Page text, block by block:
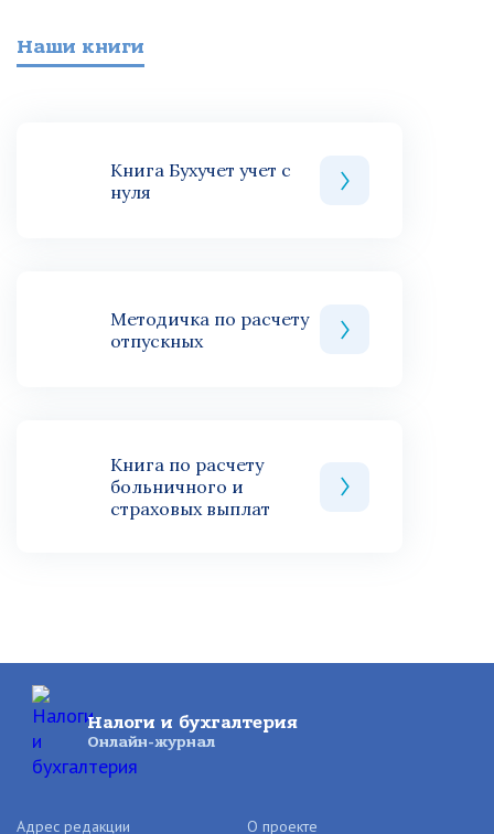
Наши книги
Книга Бухучет учет с
нуля
Методичка по расчету
отпускных
Книга по расчету
больничного и
страховых выплат
Налоги и бухгалтерия
Онлайн-журнал
Адрес редакции О проекте